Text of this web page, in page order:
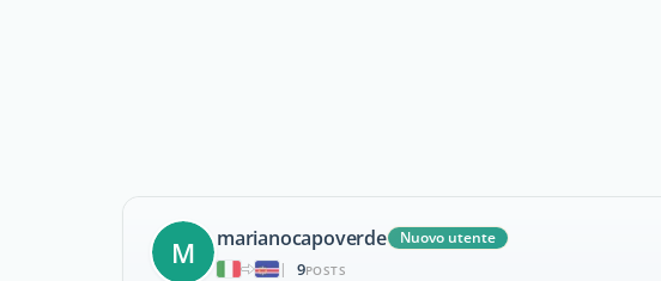
M marianocapoverde
Nuovo utente
|
9POSTS